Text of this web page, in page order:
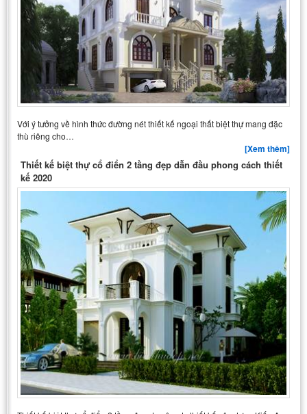
Với ý tưởng về hình thức đường nét thiết kế ngoại thất biệt thự mang đặc
thù riêng cho…
[Xem thêm]
Thiết kế biệt thự cổ điển 2 tầng đẹp dẫn đầu phong cách thiết
kế 2020